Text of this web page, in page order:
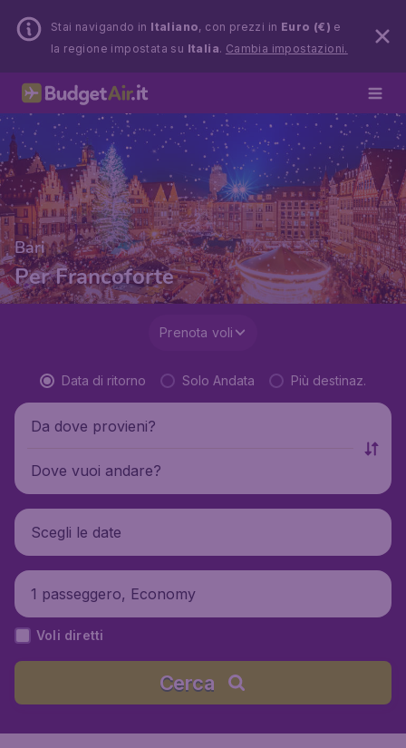
Stai navigando in Italiano, con prezzi in Euro (€) e
la regione impostata su Italia. Cambia impostazioni.
Bari
Per Francoforte
Prenota voli
Data di ritorno Solo Andata Più destinaz.
Da dove provieni?
Dove vuoi andare?
Scegli le date
1 passeggero, Economy
Voli diretti
Cerca